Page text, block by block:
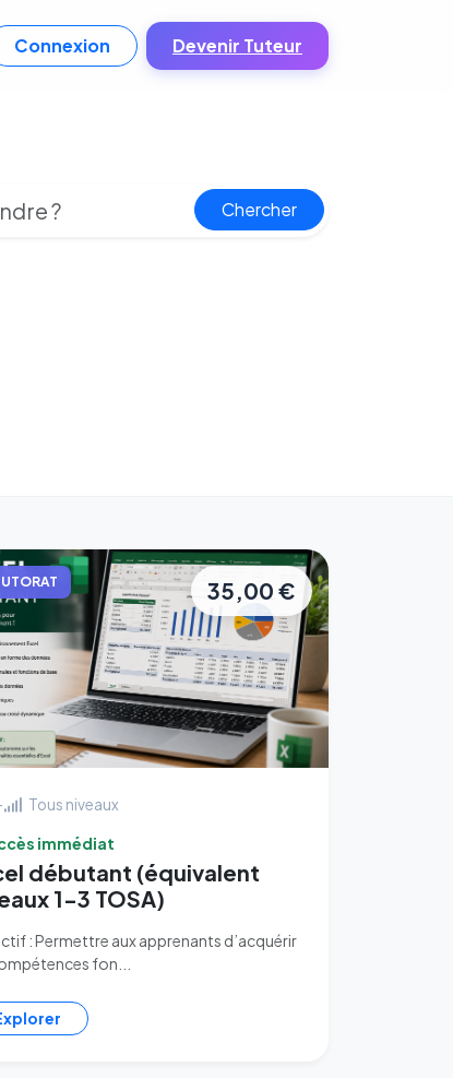
Connexion Devenir Tuteur
Chercher
Tous niveaux
immédiat
débutant (équivalent
1-3 TOSA)
: Permettre aux apprenants d’acquérir
fon...
35,00 €